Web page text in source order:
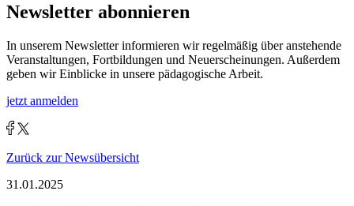
Newsletter abonnieren
In unserem Newsletter informieren wir regelmäßig über anstehende
Veranstaltungen, Fortbildungen und Neuerscheinungen. Außerdem
geben wir Einblicke in unsere pädagogische Arbeit.
jetzt anmelden
Zurück zur Newsübersicht
31.01.2025